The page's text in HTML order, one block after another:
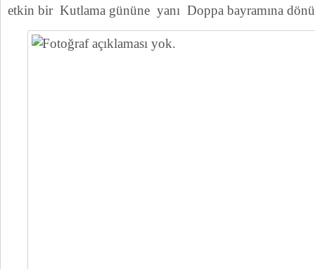
etkin bir Kutlama gününe yanı Doppa bayramına